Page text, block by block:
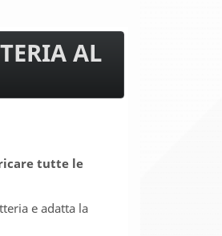
AL
tutte le
e adatta la